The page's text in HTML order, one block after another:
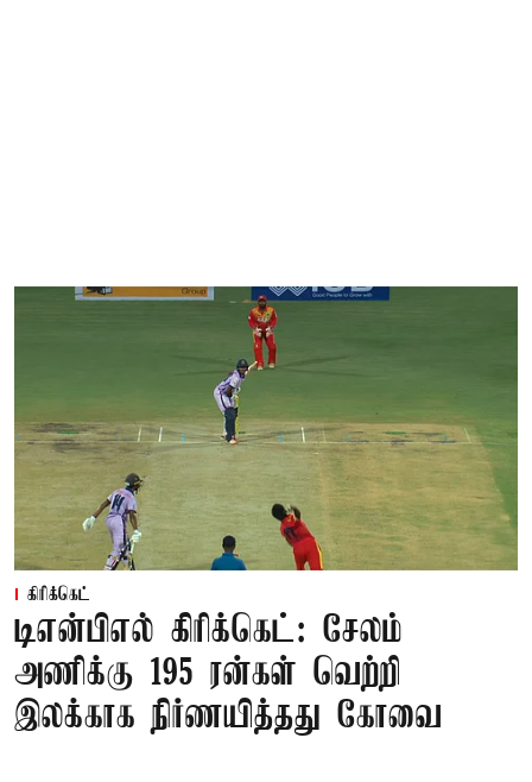
கிரிக்கெட்
டிஎன்பிஎல் கிரிக்கெட்: சேலம்
அணிக்கு 195 ரன்கள் வெற்றி
இலக்காக நிர்ணயித்தது கோவை